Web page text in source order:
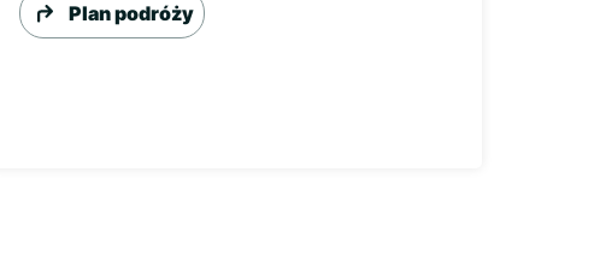
Plan podróży